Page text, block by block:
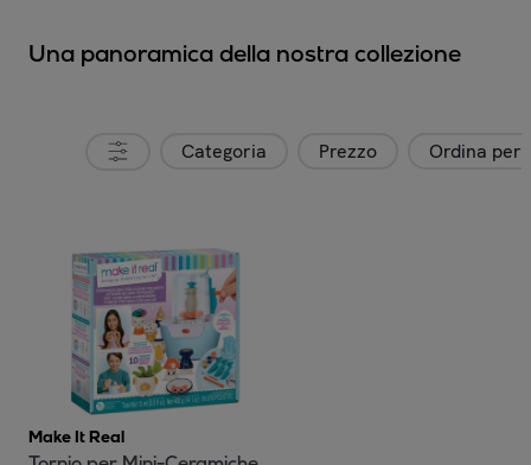
Una panoramica della nostra collezione
Categoria Prezzo Ordina per
Make It Real